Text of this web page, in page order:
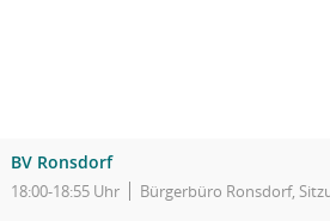
BV Ronsdorf
18:00-18:55 Uhr Bürgerbüro Ronsdorf,